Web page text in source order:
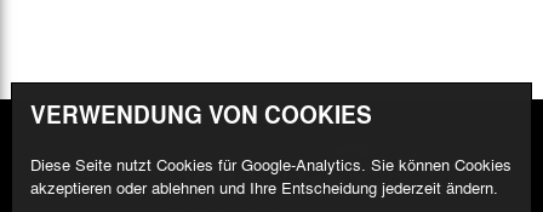
VERWENDUNG VON COOKIES
Diese Seite nutzt Cookies für Google-Analytics. Sie können Cookies
akzeptieren oder ablehnen und Ihre Entscheidung jederzeit ändern.